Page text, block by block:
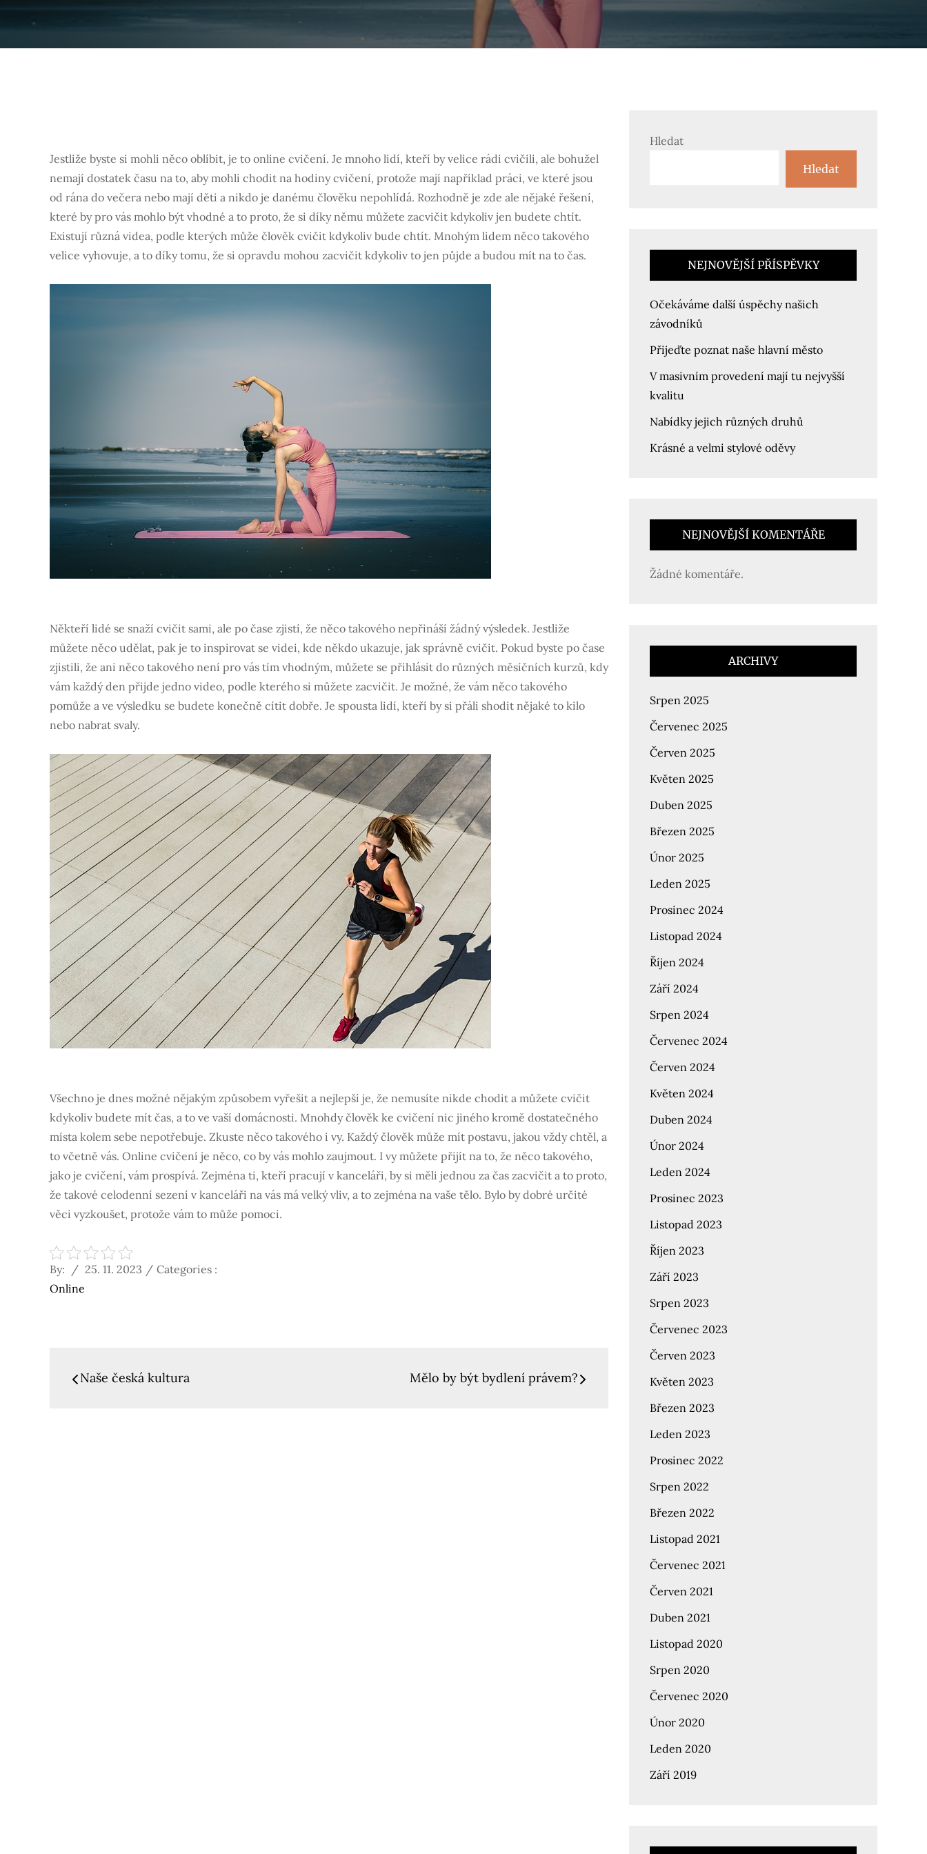
Jestliže byste si mohli něco oblíbit, je to online cvičení. Je mnoho lidí, kteří by velice rádi cvičili, ale bohužel
nemají dostatek času na to, aby mohli chodit na hodiny cvičení, protože mají například práci, ve které jsou
od rána do večera nebo mají děti a nikdo je danému člověku nepohlídá. Rozhodně je zde ale nějaké řešení,
které by pro vás mohlo být vhodné a to proto, že si díky němu můžete zacvičit kdykoliv jen budete chtít.
Existují různá videa, podle kterých může člověk cvičit kdykoliv bude chtít. Mnohým lidem něco takového
velice vyhovuje, a to díky tomu, že si opravdu mohou zacvičit kdykoliv to jen půjde a budou mít na to čas.
Někteří lidé se snaží cvičit sami, ale po čase zjistí, že něco takového nepřináší žádný výsledek. Jestliže
můžete něco udělat, pak je to inspirovat se videi, kde někdo ukazuje, jak správně cvičit. Pokud byste po čase
zjistili, že ani něco takového není pro vás tím vhodným, můžete se přihlásit do různých měsíčních kurzů, kdy
vám každý den přijde jedno video, podle kterého si můžete zacvičit. Je možné, že vám něco takového
pomůže a ve výsledku se budete konečně cítit dobře. Je spousta lidí, kteří by si přáli shodit nějaké to kilo
nebo nabrat svaly.
Všechno je dnes možné nějakým způsobem vyřešit a nejlepší je, že nemusíte nikde chodit a můžete cvičit
kdykoliv budete mít čas, a to ve vaší domácnosti. Mnohdy člověk ke cvičení nic jiného kromě dostatečného
místa kolem sebe nepotřebuje. Zkuste něco takového i vy. Každý člověk může mít postavu, jakou vždy chtěl, a
to včetně vás. Online cvičení je něco, co by vás mohlo zaujmout. I vy můžete přijít na to, že něco takového,
jako je cvičení, vám prospívá. Zejména ti, kteří pracují v kanceláři, by si měli jednou za čas zacvičit a to proto,
že takové celodenní sezení v kanceláři na vás má velký vliv, a to zejména na vaše tělo. Bylo by dobré určité
věci vyzkoušet, protože vám to může pomoci.
By:
Posted
on
25. 11. 2023
Categories
Categories :
Online
Navigace
Naše česká kultura Mělo by být bydlení právem?
Hledat
Hledat
NEJNOVĚJŠÍ PŘÍSPĚVKY
Očekáváme další úspěchy našich
závodníků
Přijeďte poznat naše hlavní město
V masivním provedení mají tu nejvyšší
kvalitu
Nabídky jejich různých druhů
Krásné a velmi stylové oděvy
NEJNOVĚJŠÍ KOMENTÁŘE
Žádné komentáře.
ARCHIVY
Srpen 2025
Červenec 2025
Červen 2025
Květen 2025
Duben 2025
Březen 2025
Únor 2025
Leden 2025
Prosinec 2024
Listopad 2024
Říjen 2024
Září 2024
Srpen 2024
Červenec 2024
Červen 2024
Květen 2024
Duben 2024
Únor 2024
Leden 2024
Prosinec 2023
Listopad 2023
Říjen 2023
Září 2023
Srpen 2023
Červenec 2023
Červen 2023
Květen 2023
Březen 2023
Leden 2023
Prosinec 2022
Srpen 2022
Březen 2022
Listopad 2021
Červenec 2021
Červen 2021
Duben 2021
Listopad 2020
Srpen 2020
Červenec 2020
Únor 2020
Leden 2020
Září 2019